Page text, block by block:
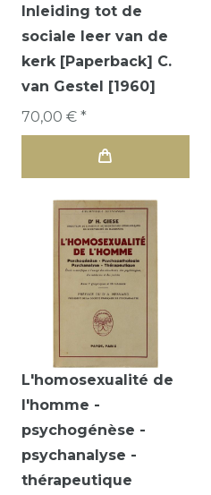
Inleiding tot de
sociale leer van de
kerk [Paperback] C.
van Gestel [1960]
70,00 € *
L'homosexualité de
l'homme -
psychogénèse -
psychanalyse -
thérapeutique